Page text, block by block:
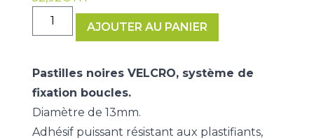
quantité
noires
VELCRO
boucles
13
AJOUTER AU PANIER
Pastilles noires VELCRO, système de
fixation boucles.
Diamètre de 13mm.
Adhésif puissant résistant aux plastifiants,